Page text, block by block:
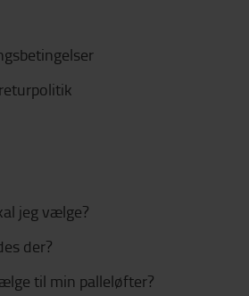
jeg vælge?
der?
til min palleløfter?